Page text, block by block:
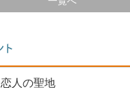
恋人の聖地